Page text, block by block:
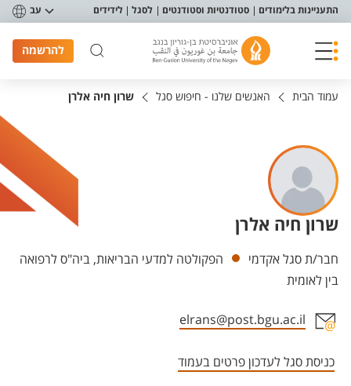
תפריט נגישות
התעניינות בלימודים סטודנטיות וסטודנטים לסגל לידידים עב
להרשמה
עמוד הבית האנשים שלנו - חיפוש סגל שרון חיה אלרן
שרון חיה אלרן
יחידות
חבר/ת סגל אקדמי
הפקולטה למדעי הבריאות, ביה"ס לרפואה
בין לאומית
elrans@post.bgu.ac.il
כניסת סגל לעדכון פרטים בעמוד